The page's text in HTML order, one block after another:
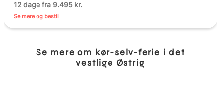
12 dage fra 9.495 kr.
Se mere og bestil
Se mere om kør-selv-ferie i det
vestlige Østrig